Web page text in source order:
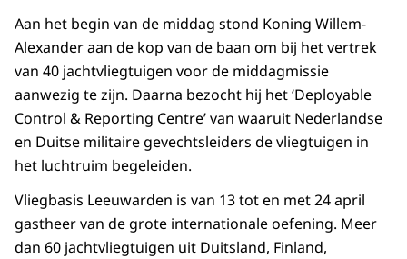
Aan het begin van de middag stond Koning Willem-
Alexander aan de kop van de baan om bij het vertrek
van 40 jachtvliegtuigen voor de middagmissie
aanwezig te zijn. Daarna bezocht hij het ‘Deployable
Control & Reporting Centre’ van waaruit Nederlandse
en Duitse militaire gevechtsleiders de vliegtuigen in
het luchtruim begeleiden.
Vliegbasis Leeuwarden is van 13 tot en met 24 april
gastheer van de grote internationale oefening. Meer
dan 60 jachtvliegtuigen uit Duitsland, Finland,